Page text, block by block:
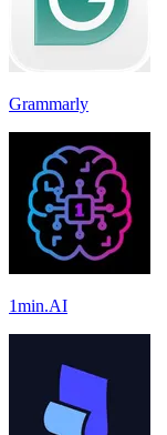
Grammarly
1min.AI